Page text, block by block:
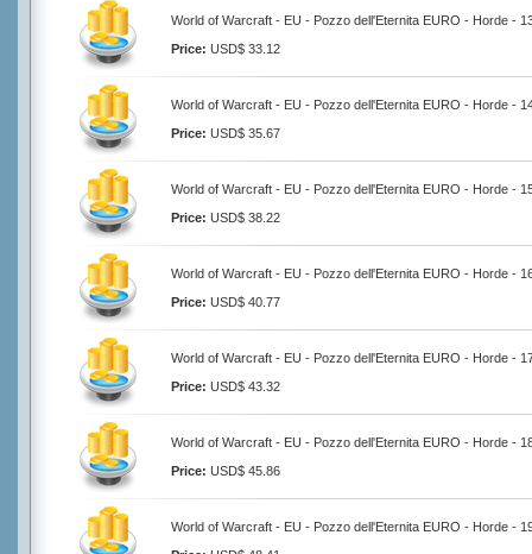
World of Warcraft - EU - Pozzo dell'Eternita EURO - Horde -
Price: USD$ 33.12
World of Warcraft - EU - Pozzo dell'Eternita EURO - Horde -
Price: USD$ 35.67
World of Warcraft - EU - Pozzo dell'Eternita EURO - Horde -
Price: USD$ 38.22
World of Warcraft - EU - Pozzo dell'Eternita EURO - Horde -
Price: USD$ 40.77
World of Warcraft - EU - Pozzo dell'Eternita EURO - Horde -
Price: USD$ 43.32
World of Warcraft - EU - Pozzo dell'Eternita EURO - Horde -
Price: USD$ 45.86
World of Warcraft - EU - Pozzo dell'Eternita EURO - Horde -